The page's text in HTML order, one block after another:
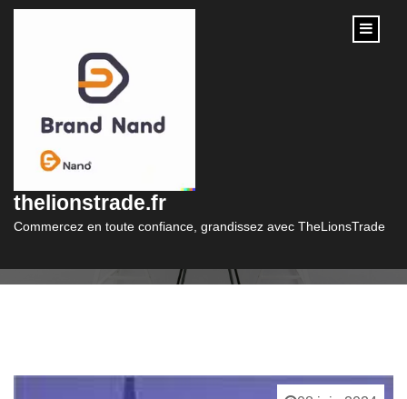
content
thelionstrade.fr
Commercez en toute confiance, grandissez avec TheLionsTrade